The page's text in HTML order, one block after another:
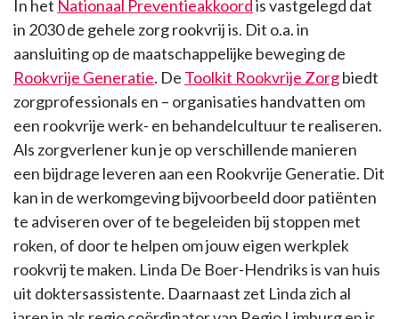
In het Nationaal Preventieakkoordis vastgelegd dat
in 2030 de gehele zorg rookvrij is. Dit o.a. in
aansluiting op de maatschappelijke beweging de
Rookvrije Generatie. De Toolkit Rookvrije Zorgbiedt
zorgprofessionals en – organisaties handvatten om
een rookvrije werk- en behandelcultuur te realiseren.
Als zorgverlener kun je op verschillende manieren
een bijdrage leveren aan een Rookvrije Generatie. Dit
kan in de werkomgeving bijvoorbeeld door patiënten
te adviseren over of te begeleiden bij stoppen met
roken, of door te helpen om jouw eigen werkplek
rookvrij te maken. Linda De Boer-Hendriks is van huis
uit doktersassistente. Daarnaast zet Linda zich al